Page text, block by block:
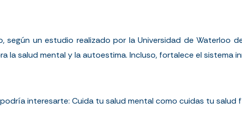
según un estudio realizado por la Universidad de Waterloo
la salud mental y la autoestima. Incluso, fortalece el sistema
interesarte: Cuida tu salud mental como cuidas tu salud